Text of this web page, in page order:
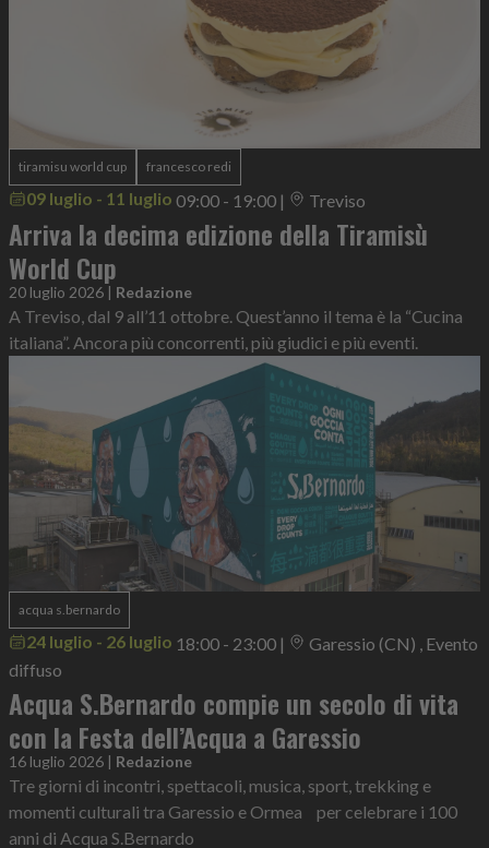
tiramisu world cup francesco redi
09 luglio - 11 luglio 09:00 - 19:00 | Treviso
Arriva la decima edizione della Tiramisù
World Cup
20 luglio 2026 | Redazione
A Treviso, dal 9 all’11 ottobre. Quest’anno il tema è la “Cucina
italiana”. Ancora più concorrenti, più giudici e più eventi.
acqua s.bernardo
24 luglio - 26 luglio 18:00 - 23:00 |
Garessio (CN) , Evento
diffuso
Acqua S.Bernardo compie un secolo di vita
con la Festa dell’Acqua a Garessio
16 luglio 2026 | Redazione
Tre giorni di incontri, spettacoli, musica, sport, trekking e
momenti culturali tra Garessio e Ormea per celebrare i 100
anni di Acqua S.Bernardo